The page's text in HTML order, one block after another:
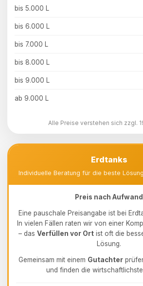
bis 5.000 L
bis 6.000 L
bis 7.000 L
bis 8.000 L
bis 9.000 L
ab 9.000 L
Alle Preise verstehen sich zzgl.
Erdtanks
Individuelle Beratung für die beste
Preis nach Aufwand
Eine pauschale Preisangabe ist bei
In vielen Fällen raten wir von einer
– das Verfüllen vor Ort ist oft die
Lösung.
Gemeinsam mit einem Gutachter
und finden die